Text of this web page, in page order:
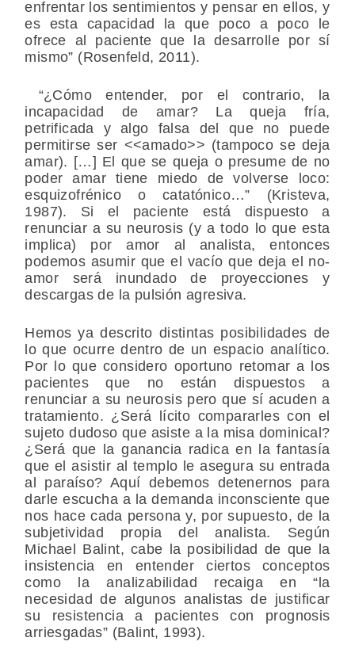
enfrentar los sentimientos y pensar en ellos, y
es esta capacidad la que poco a poco le
ofrece al paciente que la desarrolle por sí
mismo” (Rosenfeld, 2011).
“¿Cómo entender, por el contrario, la
incapacidad de amar? La queja fría,
petrificada y algo falsa del que no puede
permitirse ser <<amado>> (tampoco se deja
amar). […] El que se queja o presume de no
poder amar tiene miedo de volverse loco:
esquizofrénico o catatónico…” (Kristeva,
1987). Si el paciente está dispuesto a
renunciar a su neurosis (y a todo lo que esta
implica) por amor al analista, entonces
podemos asumir que el vacío que deja el no-
amor será inundado de proyecciones y
descargas de la pulsión agresiva.
Hemos ya descrito distintas posibilidades de
lo que ocurre dentro de un espacio analítico.
Por lo que considero oportuno retomar a los
pacientes que no están dispuestos a
renunciar a su neurosis pero que sí acuden a
tratamiento. ¿Será lícito compararles con el
sujeto dudoso que asiste a la misa dominical?
¿Será que la ganancia radica en la fantasía
que el asistir al templo le asegura su entrada
al paraíso? Aquí debemos detenernos para
darle escucha a la demanda inconsciente que
nos hace cada persona y, por supuesto, de la
subjetividad propia del analista. Según
Michael Balint, cabe la posibilidad de que la
insistencia en entender ciertos conceptos
como la analizabilidad recaiga en “la
necesidad de algunos analistas de justificar
su resistencia a pacientes con prognosis
arriesgadas” (Balint, 1993).